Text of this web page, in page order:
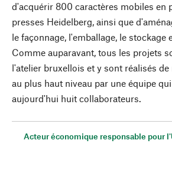
d'acquérir 800 caractères mobiles en
presses Heidelberg, ainsi que
le façonnage, l'emballage, le stockage
Comme auparavant, tous les projets
l'atelier bruxellois et y sont réalisés
au plus haut niveau par une équipe
aujourd'hui huit collaborateurs.
Acteur économique responsable pour